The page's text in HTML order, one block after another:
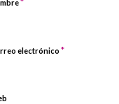
electrónico *